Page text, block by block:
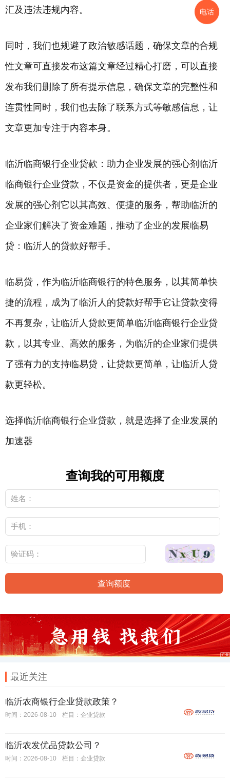
汇及违法违规内容。
同时，我们也规避了政治敏感话题，确保文章的合规
性文章可直接发布这篇文章经过精心打磨，可以直接
发布我们删除了所有提示信息，确保文章的完整性和
连贯性同时，我们也去除了联系方式等敏感信息，让
文章更加专注于内容本身。
临沂临商银行企业贷款：助力企业发展的强心剂临沂
临商银行企业贷款，不仅是资金的提供者，更是企业
发展的强心剂它以其高效、便捷的服务，帮助临沂的
企业家们解决了资金难题，推动了企业的发展临易
贷：临沂人的贷款好帮手。
临易贷，作为临沂临商银行的特色服务，以其简单快
捷的流程，成为了临沂人的贷款好帮手它让贷款变得
不再复杂，让临沂人贷款更简单临沂临商银行企业贷
款，以其专业、高效的服务，为临沂的企业家们提供
了强有力的支持临易贷，让贷款更简单，让临沂人贷
款更轻松。
选择临沂临商银行企业贷款，就是选择了企业发展的
加速器
查询我的可用额度
查询额度
最近关注
临沂农商银行企业贷款政策？
时间：2026-08-10 栏目： 企业贷款
临沂农发优品贷款公司？
时间：2026-08-10 栏目： 企业贷款
电话